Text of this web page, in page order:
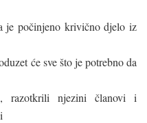
je počinjeno krivično djelo iz
će sve što je potrebno da
razotkrili njezini članovi i